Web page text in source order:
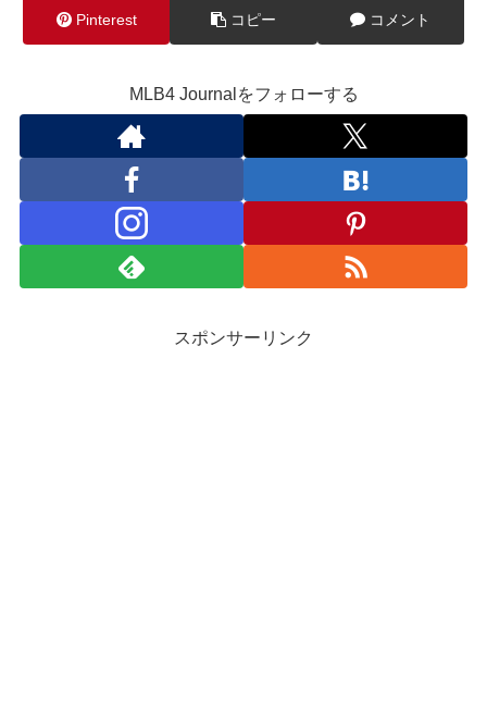
Pinterest コピー コメント
MLB4 Journalをフォローする
スポンサーリンク